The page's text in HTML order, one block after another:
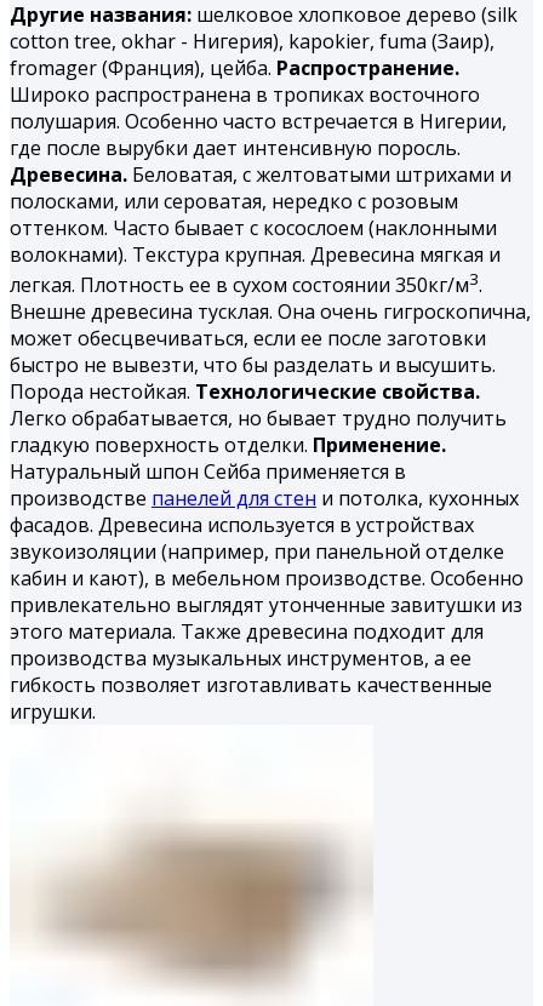
Другие названия: шелковое хлопковое дерево (silk
cotton tree, okhar - Нигерия), kapokier, fuma (Заир),
fromager (Франция), цейба. Распространение.
Широко распространена в тропиках восточного
полушария. Особенно часто встречается в Нигерии,
где после вырубки дает интенсивную поросль.
Древесина. Беловатая, с желтоватыми штрихами и
полосками, или сероватая, нередко с розовым
оттенком. Часто бывает с косослоем (наклонными
волокнами). Текстура крупная. Древесина мягкая и
легкая. Плотность ее в сухом состоянии 350кг/м3.
Внешне древесина тусклая. Она очень гигроскопична,
может обесцвечиваться, если ее после заготовки
быстро не вывезти, что бы разделать и высушить.
Порода нестойкая. Технологические свойства.
Легко обрабатывается, но бывает трудно получить
гладкую поверхность отделки. Применение.
Натуральный шпон Сейба применяется в
производстве панелей для стен и потолка, кухонных
фасадов. Древесина используется в устройствах
звукоизоляции (например, при панельной отделке
кабин и кают), в мебельном производстве. Особенно
привлекательно выглядят утонченные завитушки из
этого материала. Также древесина подходит для
производства музыкальных инструментов, а ее
гибкость позволяет изготавливать качественные
игрушки.